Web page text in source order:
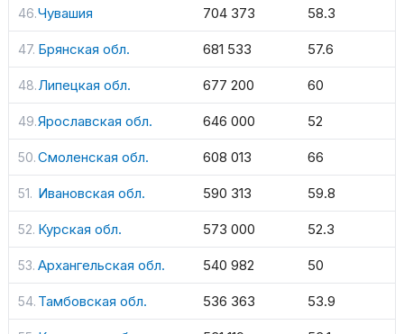
Чувашия 704 373 58.3
Брянская обл. 681 533 57.6
Липецкая обл. 677 200 60
Ярославская обл. 646 000 52
Смоленская обл. 608 013 66
Ивановская обл. 590 313 59.8
Курская обл. 573 000 52.3
Архангельская обл. 540 982 50
Тамбовская обл. 536 363 53.9